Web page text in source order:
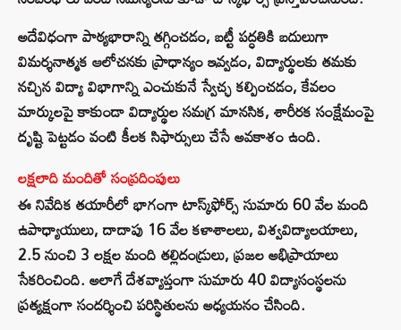
అదేవిధంగా పాఠ్యభారాన్ని తగ్గించడం, బట్టీ పద్ధతికి బదులుగా
విమర్శనాత్మక ఆలోచనకు ప్రాధాన్యం ఇవ్వడం, విద్యార్థులకు తమకు
నచ్చిన విద్యా విభాగాన్ని ఎంచుకునే స్వేచ్ఛ కల్పించడం, కేవలం
మార్కులపై కాకుండా విద్యార్థుల సమగ్ర మానసిక, శారీరక సంక్షేమంపై
దృష్టి పెట్టడం వంటి కీలక సిఫార్సులు చేసే అవకాశం ఉంది.
లక్షలాది మందితో సంప్రదింపులు
ఈ నివేదిక తయారీలో భాగంగా టాస్క్‌ఫోర్స్ సుమారు 60 వేల మంది
ఉపాధ్యాయులు, దాదాపు 16 వేల కళాశాలలు, విశ్వవిద్యాలయాలు,
2.5 నుంచి 3 లక్షల మంది తల్లిదండ్రులు, ప్రజల అభిప్రాయాలు
సేకరించింది. అలాగే దేశవ్యాప్తంగా సుమారు 40 విద్యాసంస్థలను
ప్రత్యక్షంగా సందర్శించి పరిస్థితులను అధ్యయనం చేసింది.